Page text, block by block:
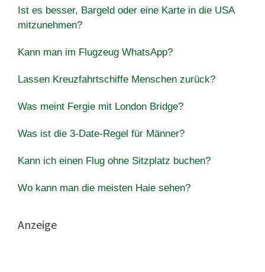
Ist es besser, Bargeld oder eine Karte in die USA
mitzunehmen?
Kann man im Flugzeug WhatsApp?
Lassen Kreuzfahrtschiffe Menschen zurück?
Was meint Fergie mit London Bridge?
Was ist die 3-Date-Regel für Männer?
Kann ich einen Flug ohne Sitzplatz buchen?
Wo kann man die meisten Haie sehen?
Anzeige